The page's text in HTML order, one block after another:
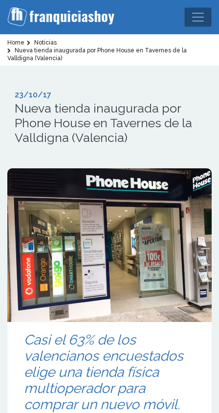
Home
Noticias
Nueva tienda inaugurada por Phone House en Tavernes de la
Valldigna (Valencia)
23/10/17
Nueva tienda inaugurada por
Phone House en Tavernes de la
Valldigna (Valencia)
Casi el 63% de los
valencianos encuestados
elige una tienda física
multioperador para
comprar un nuevo móvil.